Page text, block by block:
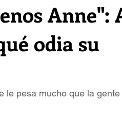
Anne":
odia su
le pesa mucho que la